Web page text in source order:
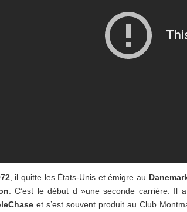
, il quitte les États-Unis et émigre au
. C’est le début d »une seconde carrière.
et s’est souvent produit au Club